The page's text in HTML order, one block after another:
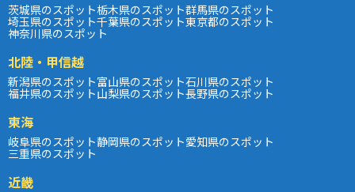
茨城県のスポット栃木県のスポット群馬県のスポット
埼玉県のスポット千葉県のスポット東京都のスポット
神奈川県のスポット
北陸・甲信越
新潟県のスポット富山県のスポット石川県のスポット
福井県のスポット山梨県のスポット長野県のスポット
東海
岐阜県のスポット静岡県のスポット愛知県のスポット
三重県のスポット
近畿